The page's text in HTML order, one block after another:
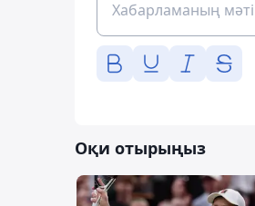
Оқи отырыңыз